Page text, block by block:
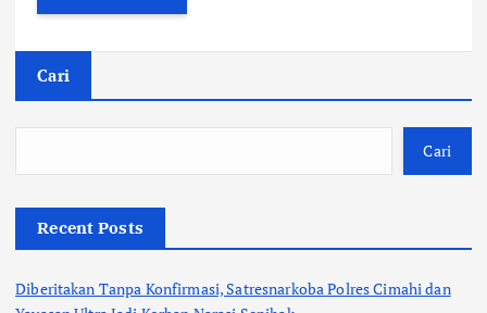
Cari
Cari
Recent Posts
Diberitakan Tanpa Konfirmasi, Satresnarkoba Polres Cimahi dan